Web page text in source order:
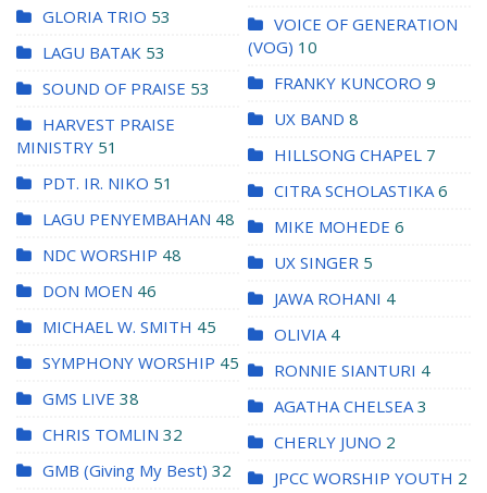
GLORIA TRIO 53
LAGU BATAK 53
SOUND OF PRAISE 53
HARVEST PRAISE
MINISTRY 51
PDT. IR. NIKO 51
LAGU PENYEMBAHAN 48
NDC WORSHIP 48
DON MOEN 46
MICHAEL W. SMITH 45
SYMPHONY WORSHIP 45
GMS LIVE 38
CHRIS TOMLIN 32
GMB (Giving My Best) 32
VOICE OF GENERATION
(VOG) 10
FRANKY KUNCORO 9
UX BAND 8
HILLSONG CHAPEL 7
CITRA SCHOLASTIKA 6
MIKE MOHEDE 6
UX SINGER 5
JAWA ROHANI 4
OLIVIA 4
RONNIE SIANTURI 4
AGATHA CHELSEA 3
CHERLY JUNO 2
JPCC WORSHIP YOUTH 2